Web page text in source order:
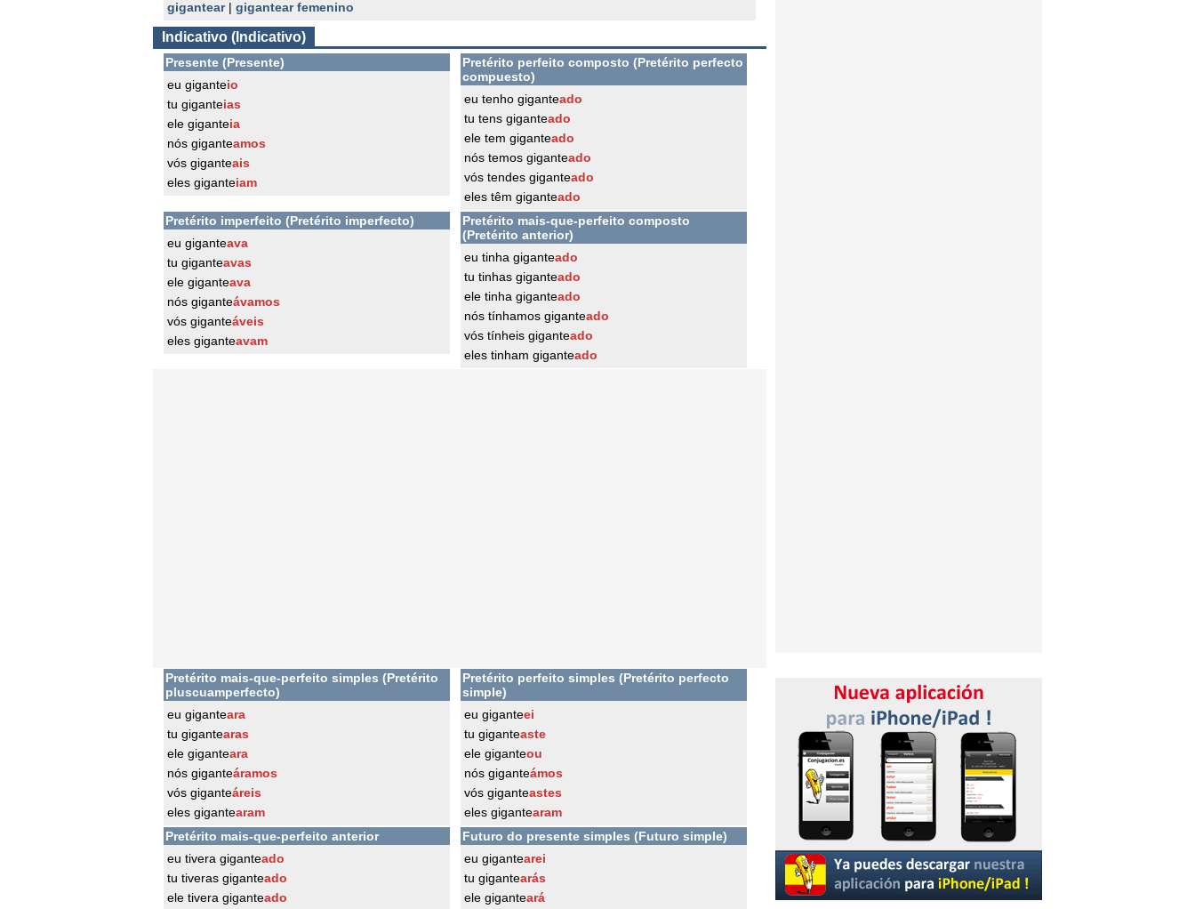
gigantear| gigantear femenino
Indicativo (Indicativo)
Presente (Presente)
eu giganteio
tu giganteias
ele giganteia
nós giganteamos
vós giganteais
eles giganteiam
Pretérito perfeito composto (Pretérito perfecto
compuesto)
eu tenho giganteado
tu tens giganteado
ele tem giganteado
nós temos giganteado
vós tendes giganteado
eles têm giganteado
Pretérito imperfeito (Pretérito imperfecto)
eu giganteava
tu giganteavas
ele giganteava
nós giganteávamos
vós giganteáveis
eles giganteavam
Pretérito mais-que-perfeito composto
(Pretérito anterior)
eu tinha giganteado
tu tinhas giganteado
ele tinha giganteado
nós tínhamos giganteado
vós tínheis giganteado
eles tinham giganteado
Pretérito mais-que-perfeito simples (Pretérito
pluscuamperfecto)
eu giganteara
tu gigantearas
ele giganteara
nós giganteáramos
vós giganteáreis
eles gigantearam
Pretérito perfeito simples (Pretérito perfecto
simple)
eu giganteei
tu giganteaste
ele giganteou
nós giganteámos
vós giganteastes
eles gigantearam
Pretérito mais-que-perfeito anterior
eu tivera giganteado
tu tiveras giganteado
ele tivera giganteado
Futuro do presente simples (Futuro simple)
eu gigantearei
tu gigantearás
ele giganteará